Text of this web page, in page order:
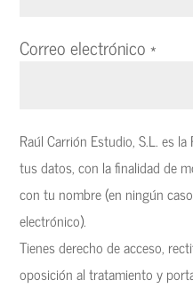
Correo electrónico*
Raúl Carrión Estudio, S.L. es
tus datos, con la finalidad de
con tu nombre (en ningún
electrónico).
Tienes derecho de acceso,
oposición al tratamiento y